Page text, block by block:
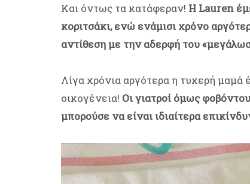
Και όντως τα κατάφεραν! Η Lauren
κοριτσάκι, ενώ ενάμισι χρόνο
αντίθεση με την αδερφή του
Λίγα χρόνια αργότερα η τυχερή
οικογένεια! Οι γιατροί όμως
μπορούσε να είναι ιδιαίτερα